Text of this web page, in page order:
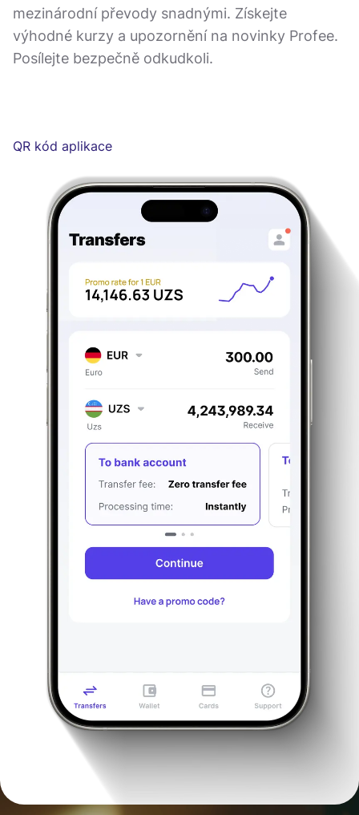
mezinárodní převody snadnými. Získejte
výhodné kurzy a upozornění na novinky Profee.
Posílejte bezpečně odkudkoli.
QR kód aplikace